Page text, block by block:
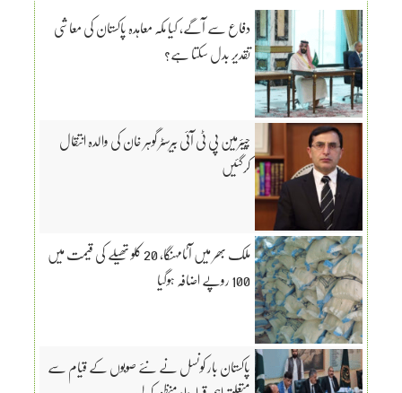
دفاع سے آگے، کیا مکہ معاہدہ پاکستان کی معاشی
تقدیر بدل سکتا ہے؟
چیئرمین پی ٹی آئی بیرسٹر گوہر خان کی والدہ انتقال
کرگئیں
ملک بھر میں آٹامہنگا، 20 کلو تھیلے کی قیمت میں
100 روپے اضافہ ہوگیا
پاکستان بار کونسل نے نئے صوبوں کے قیام سے